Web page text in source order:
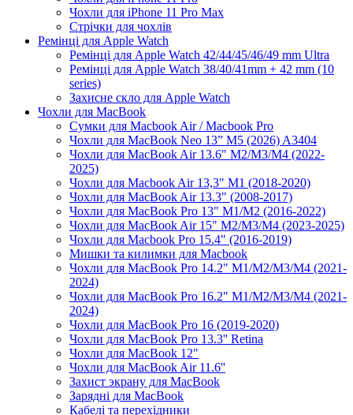
Чохли для iPhone 11 Pro Max
Стрічки для чохлів
Ремінці для Apple Watch
Ремінці для Apple Watch 42/44/45/46/49 mm Ultra
Ремінці для Apple Watch 38/40/41mm + 42 mm (10
series)
Захисне скло для Apple Watch
Чохли для MacBook
Сумки для Macbook Air / Macbook Pro
Чохли для MacBook Neo 13” M5 (2026) A3404
Чохли для MacBook Air 13.6" M2/M3/М4 (2022-
2025)
Чохли для Macbook Air 13,3" M1 (2018-2020)
Чохли для MacBook Air 13.3" (2008-2017)
Чохли для MacBook Pro 13" M1/M2 (2016-2022)
Чохли для MacBook Air 15" M2/M3/M4 (2023-2025)
Чохли для Macbook Pro 15.4" (2016-2019)
Мишки та килимки для Macbook
Чохли для MacBook Pro 14.2" M1/M2/M3/M4 (2021-
2024)
Чохли для MacBook Pro 16.2" M1/M2/M3/M4 (2021-
2024)
Чохли для MacBook Pro 16 (2019-2020)
Чохли для MacBook Pro 13.3'' Retina
Чохли для MacBook 12"
Чохли для MacBook Air 11.6''
Захист экрану для MacBook
Зарядні для MacBook
Кабелі та перехідники